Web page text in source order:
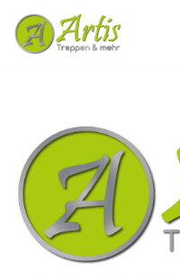
Zum